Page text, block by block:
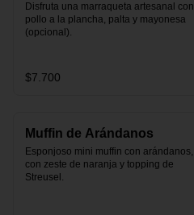
Disfruta una marraqueta artesanal con
pollo a la plancha, palta y mayonesa
(opcional).
$7.700
Muffin de Arándanos
Esponjoso mini muffin con arándanos,
con zeste de naranja y topping de
Streusel.